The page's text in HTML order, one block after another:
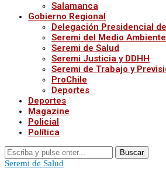
Salamanca
Gobierno Regional
Delegación Presidencial
Seremi del Medio Ambiente
Seremi de Salud
Seremi Justicia y DDHH
Seremi de Trabajo y
ProChile
Deportes
Deportes
Magazine
Policial
Política
Buscar
Seremi de Salud